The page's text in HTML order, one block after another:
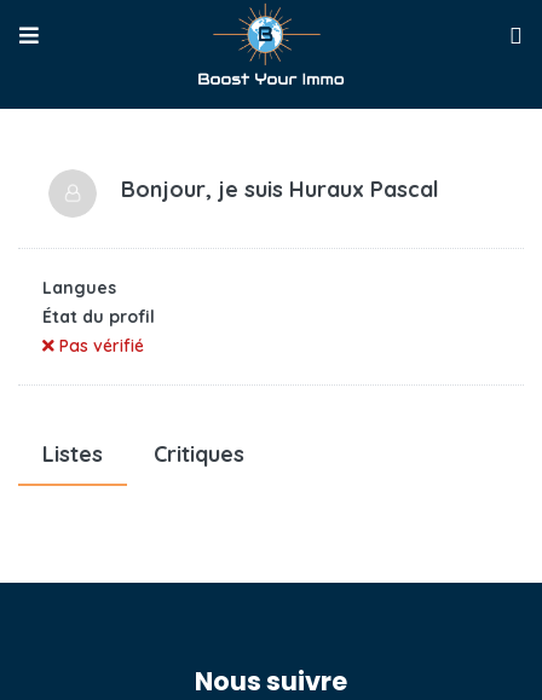
Bonjour, je suis Huraux Pascal
Langues
État du profil
Pas vérifié
Listes Critiques
Nous suivre